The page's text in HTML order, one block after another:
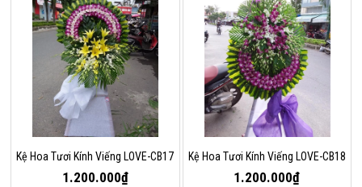
Kệ Hoa Tươi Kính Viếng LOVE-CB17
1.200.000₫
Kệ Hoa Tươi Kính Viếng LOVE-CB18
1.200.000₫